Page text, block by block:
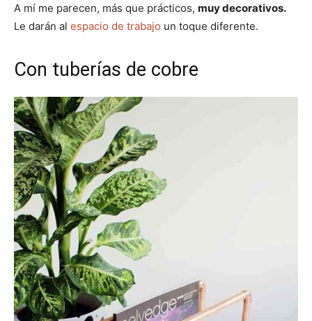
A mí me parecen, más que prácticos, muy decorativos.
Le darán al espacio de trabajo un toque diferente.
Con tuberías de cobre